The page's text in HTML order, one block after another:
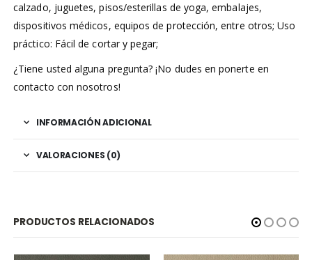
calzado, juguetes, pisos/esterillas de yoga, embalajes,
dispositivos médicos, equipos de protección, entre otros; Uso
práctico: Fácil de cortar y pegar;
¿Tiene usted alguna pregunta? ¡No dudes en ponerte en
contacto con nosotros!
INFORMACIÓN ADICIONAL
VALORACIONES (0)
PRODUCTOS RELACIONADOS